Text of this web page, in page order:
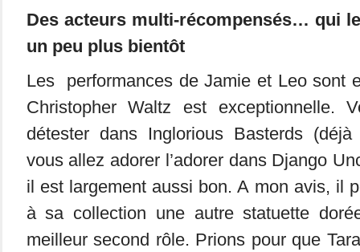
Des acteurs multi-récompensés… qui
un peu plus bientôt
Les performances de Jamie et Leo sont
Christopher Waltz est exceptionnelle.
détester dans Inglorious Basterds (déjà
vous allez adorer l’adorer dans Django
il est largement aussi bon. A mon avis, il
à sa collection une autre statuette
meilleur second rôle. Prions pour que